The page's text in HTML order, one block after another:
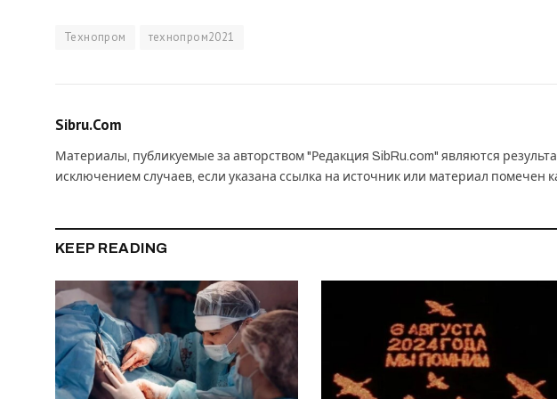
Технопром технопром2021
Sibru.Com
Материалы, публикуемые за авторством "Редакция SibRu.com" являются
исключением случаев, если указана ссылка на источник или материал помечен
KEEP READING